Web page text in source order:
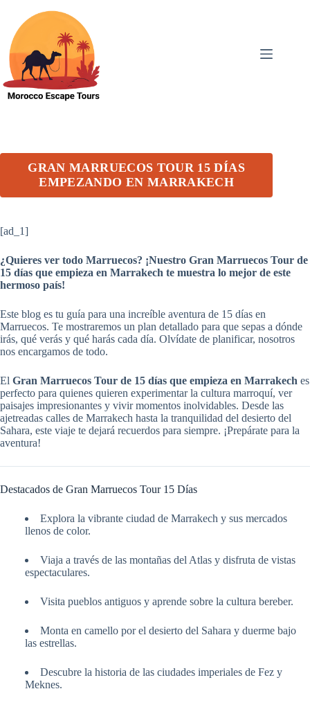
content
GRAN MARRUECOS TOUR 15 DÍAS
EMPEZANDO EN MARRAKECH
[ad_1]
¿Quieres ver todo Marruecos? ¡Nuestro Gran Marruecos Tour de
15 días que empieza en Marrakech te muestra lo mejor de este
hermoso país!
Este blog es tu guía para una increíble aventura de 15 días en
Marruecos. Te mostraremos un plan detallado para que sepas a dónde
irás, qué verás y qué harás cada día. Olvídate de planificar, nosotros
nos encargamos de todo.
El Gran Marruecos Tour de 15 días que empieza en Marrakech es
perfecto para quienes quieren experimentar la cultura marroquí, ver
paisajes impresionantes y vivir momentos inolvidables. Desde las
ajetreadas calles de Marrakech hasta la tranquilidad del desierto del
Sahara, este viaje te dejará recuerdos para siempre. ¡Prepárate para la
aventura!
Destacados de Gran Marruecos Tour 15 Días
Explora la vibrante ciudad de Marrakech y sus mercados
llenos de color.
Viaja a través de las montañas del Atlas y disfruta de vistas
espectaculares.
Visita pueblos antiguos y aprende sobre la cultura bereber.
Monta en camello por el desierto del Sahara y duerme bajo
las estrellas.
Descubre la historia de las ciudades imperiales de Fez y
Meknes.